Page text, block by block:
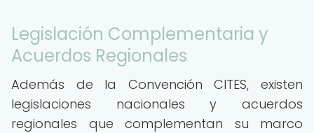
Legislación Complementaria y
Acuerdos Regionales
Además de la Convención CITES, existen
legislaciones nacionales y acuerdos
regionales que complementan su marco